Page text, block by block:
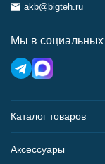
akb@bigteh.ru
Мы в социальных
Каталог товаров
Аксессуары